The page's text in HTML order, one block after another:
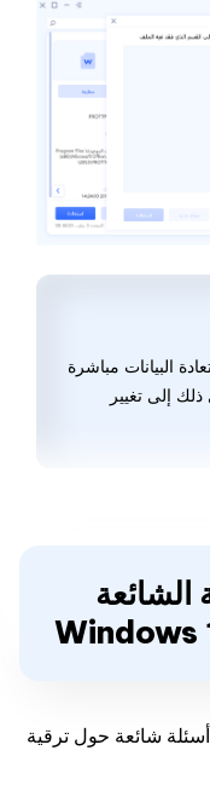
البيانات مباشرة
إلى تغيير
الشائعة
شائعة حول ترقية